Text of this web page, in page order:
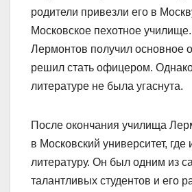
родители привезли его в
Московское пехотное
Лермонтов получил основное
решил стать офицером. Однако
литературе не была угаснута.
После окончания училища
в Московский университет, где
литературу. Он был одним из
талантливых студентов и его